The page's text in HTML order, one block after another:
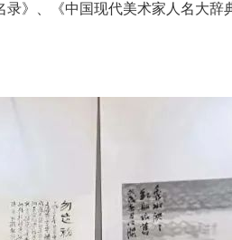
》、《中国现代美术家人名大辞